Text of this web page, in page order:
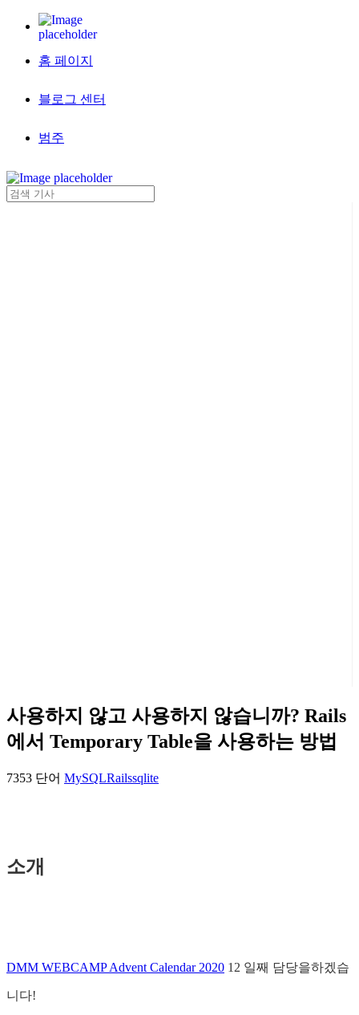
홈 페이지
블로그 센터
범주
사용하지 않고 사용하지 않습니까? Rails
에서 Temporary Table을 사용하는 방법
7353 단어 MySQLRailssqlite
소개
DMM WEBCAMP Advent Calendar 2020 12 일째 담당을하겠습
니다!